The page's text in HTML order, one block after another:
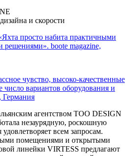
и скорости
просто набита практичными
решениями». boote magazine,
чувство, высоко-качественные
число вариантов оборудования и
Германия
агентством TOO DESIGN
незаурядную, роскошную
всем запросам.
помещениями и открытыми
линейки VIRTESS предлагают